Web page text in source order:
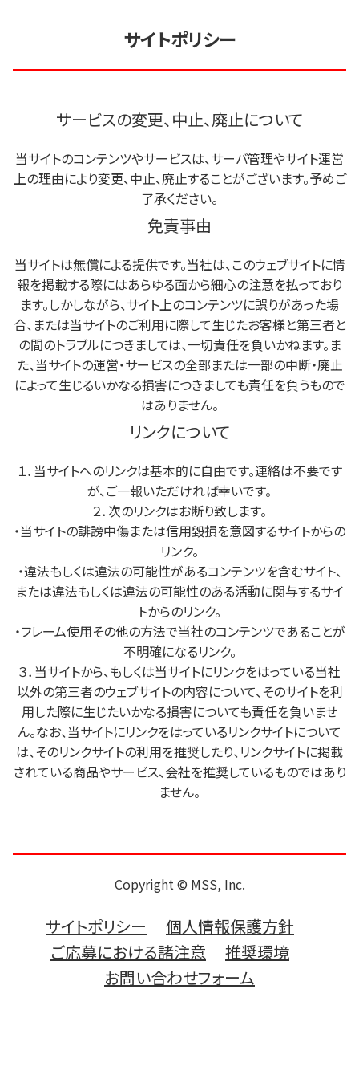
サイトポリシー
サービスの変更、中止、廃止について
当サイトのコンテンツやサービスは、サーバ管理やサイト運営
上の理由により変更、中止、廃止することがございます。予めご
了承ください。
免責事由
当サイトは無償による提供です。当社は、このウェブサイトに情
報を掲載する際にはあらゆる面から細心の注意を払っており
ます。しかしながら、サイト上のコンテンツに誤りがあった場
合、または当サイトのご利用に際して生じたお客様と第三者と
の間のトラブルにつきましては、一切責任を負いかねます。ま
た、当サイトの運営・サービスの全部または一部の中断・廃止
によって生じるいかなる損害につきましても責任を負うもので
はありません。
リンクについて
１．当サイトへのリンクは基本的に自由です。連絡は不要です
が、ご一報いただければ幸いです。
２．次のリンクはお断り致します。
・当サイトの誹謗中傷または信用毀損を意図するサイトからの
リンク。
・違法もしくは違法の可能性があるコンテンツを含むサイト、
または違法もしくは違法の可能性のある活動に関与するサイ
トからのリンク。
・フレーム使用その他の方法で当社のコンテンツであることが
不明確になるリンク。
３．当サイトから、もしくは当サイトにリンクをはっている当社
以外の第三者のウェブサイトの内容について、そのサイトを利
用した際に生じたいかなる損害についても責任を負いませ
ん。なお、当サイトにリンクをはっているリンクサイトについて
は、そのリンクサイトの利用を推奨したり、リンクサイトに掲載
されている商品やサービス、会社を推奨しているものではあり
ません。
Copyright © MSS, Inc.
サイトポリシー
個人情報保護方針
ご応募における諸注意
推奨環境
お問い合わせフォーム